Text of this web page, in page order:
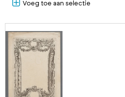
Voeg toe aan selectie